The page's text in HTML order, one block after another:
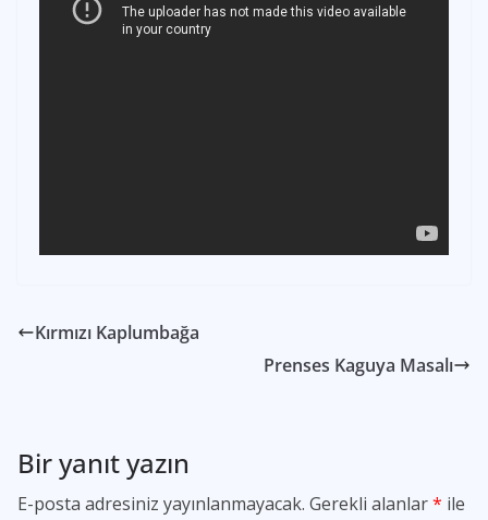
Kırmızı Kaplumbağa
Prenses Kaguya Masalı
Bir yanıt yazın
E-posta adresiniz yayınlanmayacak. Gerekli alanlar* ile